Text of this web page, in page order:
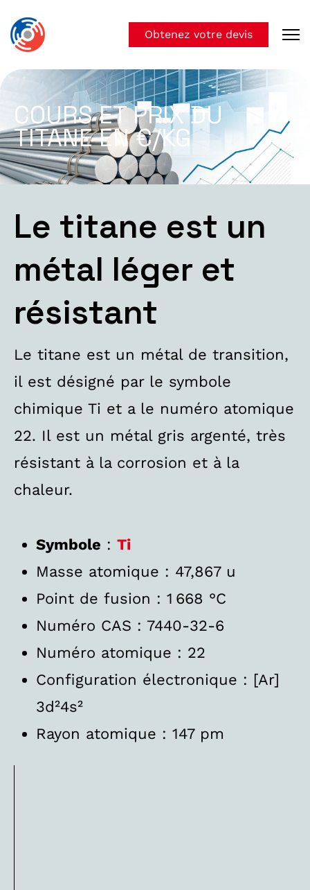
Obtenez votre devis
COURS ET PRIX DU
TITANE EN €/KG
Le titane est un
métal léger et
résistant
Le titane est un métal de transition,
il est désigné par le symbole
chimique Ti et a le numéro atomique
22. Il est un métal gris argenté, très
résistant à la corrosion et à la
chaleur.
Symbole : Ti
Masse atomique : 47,867 u
Point de fusion : 1 668 °C
Numéro CAS : 7440-32-6
Numéro atomique : 22
Configuration électronique : [Ar]
3d²4s²
Rayon atomique : 147 pm